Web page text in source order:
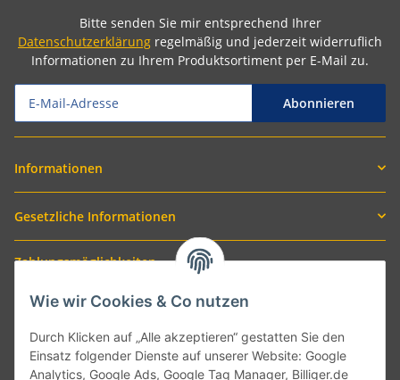
Bitte senden Sie mir entsprechend Ihrer
Datenschutzerklärung regelmäßig und jederzeit widerruflich
Informationen zu Ihrem Produktsortiment per E-Mail zu.
Abonnieren
Informationen
Gesetzliche Informationen
Zahlungsmöglichkeiten
Wie wir Cookies & Co nutzen
Durch Klicken auf „Alle akzeptieren“ gestatten Sie den
Einsatz folgender Dienste auf unserer Website: Google
Analytics, Google Ads, Google Tag Manager, Billiger.de